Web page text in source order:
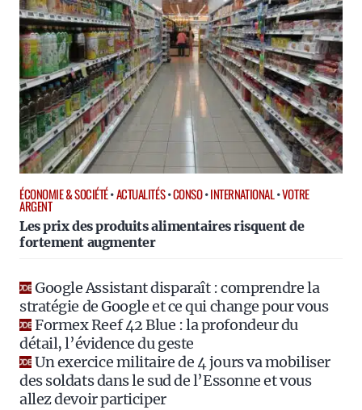
ÉCONOMIE & SOCIÉTÉ•ACTUALITÉS•CONSO•INTERNATIONAL•VOTRE
ARGENT
Les prix des produits alimentaires risquent de
fortement augmenter
Google Assistant disparaît : comprendre la
stratégie de Google et ce qui change pour vous
Formex Reef 42 Blue : la profondeur du
détail, l’évidence du geste
Un exercice militaire de 4 jours va mobiliser
des soldats dans le sud de l’Essonne et vous
allez devoir participer